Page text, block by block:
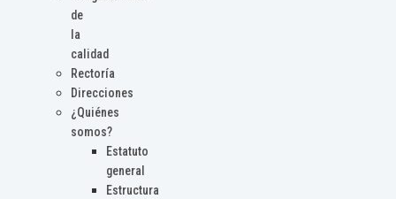
de
la
calidad
Rectoría
Direcciones
¿Quiénes
somos?
Estatuto
general
Estructura